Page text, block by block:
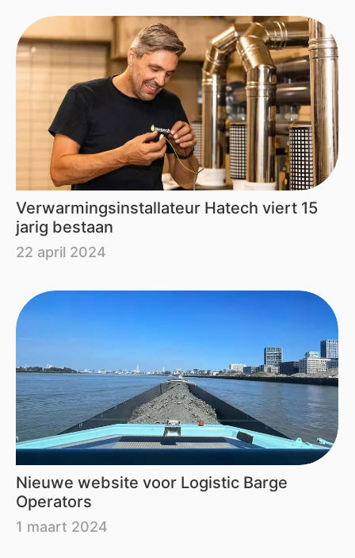
Verwarmingsinstallateur Hatech viert 15
jarig bestaan​
22 april 2024
Nieuwe website voor Logistic Barge
Operators
1 maart 2024